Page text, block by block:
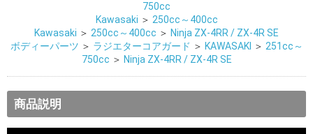
750cc
Kawasaki ＞ 250cc～400cc
Kawasaki ＞ 250cc～400cc ＞ Ninja ZX-4RR / ZX-4R SE
ボディーパーツ ＞ ラジエターコアガード ＞ KAWASAKI ＞ 251cc～
750cc ＞ Ninja ZX-4RR / ZX-4R SE
商品説明